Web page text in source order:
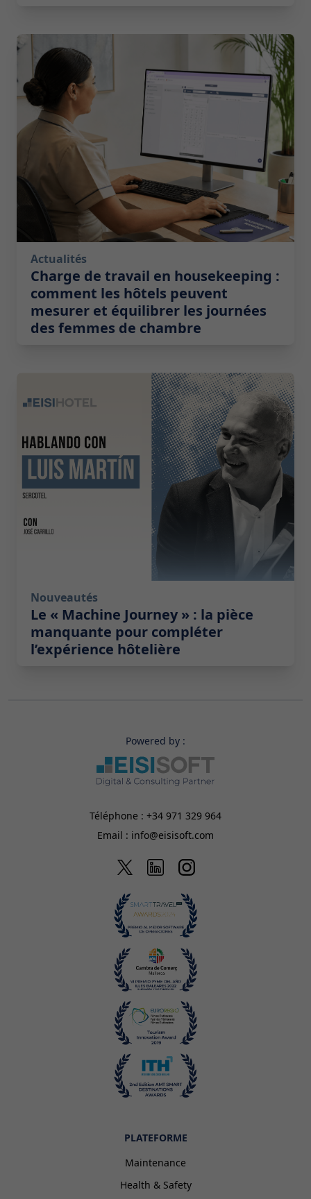
2026-07-14 10:00:00
Actualités
Charge de travail en housekeeping :
comment les hôtels peuvent
mesurer et équilibrer les journées
des femmes de chambre
2026-05-19 08:00:00
Nouveautés
Le « Machine Journey » : la pièce
manquante pour compléter
l’expérience hôtelière
Powered by :
Téléphone : +34 971 329 964
Email : info@eisisoft.com
PLATEFORME
Maintenance
Health & Safety